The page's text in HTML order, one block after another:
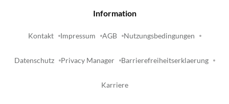
Information
Kontakt Impressum AGB Nutzungsbedingungen
Datenschutz Privacy Manager Barrierefreiheitserklaerung
Karriere